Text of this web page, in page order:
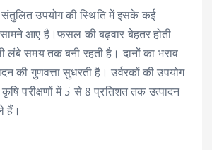
संतुलित उपयोग की स्थिति में इसके कई
सामने आए है।फसल की बढ़वार बेहतर होती
लंबे समय तक बनी रहती है। दानों का भराव
की गुणवत्ता सुधरती है। उर्वरकों की उपयोग
परीक्षणों में 5 से 8 प्रतिशत तक उत्पादन
हैं।